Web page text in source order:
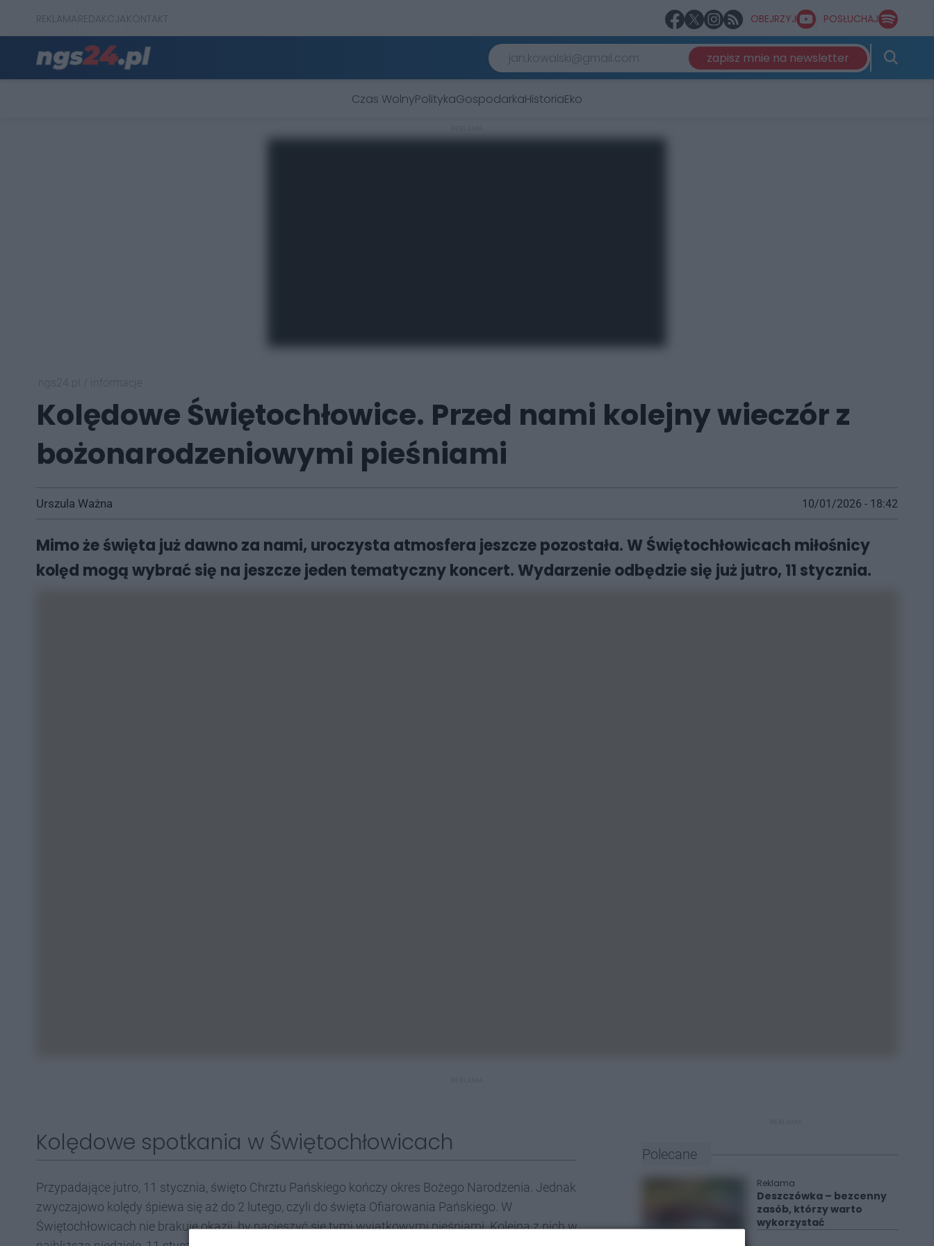
REKLAMAREDAKCJAKONTAKT OBEJRZYJ POSŁUCHAJ
zapisz mnie na newsletter
Czas WolnyPolitykaGospodarkaHistoriaEko
Kolędowe Świętochłowice. Przed nami kolejny wieczór z
bożonarodzeniowymi pieśniami
Urszula Ważna 10/01/2026 - 18:42
Mimo że święta już dawno za nami, uroczysta atmosfera jeszcze pozostała. W Świętochłowicach miłośnicy
kolęd mogą wybrać się na jeszcze jeden tematyczny koncert. Wydarzenie odbędzie się już jutro, 11 stycznia.
Kolędowe spotkania w Świętochłowicach
Przypadające jutro, 11 stycznia, święto Chrztu Pańskiego kończy okres Bożego Narodzenia. Jednak
zwyczajowo kolędy śpiewa się aż do 2 lutego, czyli do święta Ofiarowania Pańskiego. W
Świętochłowicach nie brakuje okazji, by nacieszyć się tymi wyjątkowymi pieśniami. Kolejna z nich w
Polecane
Reklama
Deszczówka – bezcenny
zasób, którzy warto
wykorzystać